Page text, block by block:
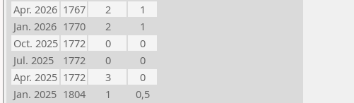
Apr. 2026 1767 2
1
Jan. 2026 1770 2
1
Oct. 2025 1772 0
0
Jul. 2025
1772 0
0
Apr. 2025 1772 3
0
Jan. 2025 1804 1
0,5